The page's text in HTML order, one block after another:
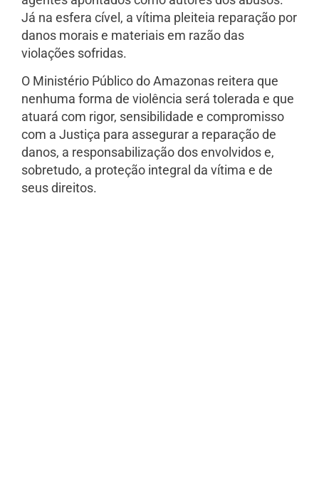
Já na esfera cível, a vítima pleiteia reparação por
danos morais e materiais em razão das
violações sofridas.
O Ministério Público do Amazonas reitera que
nenhuma forma de violência será tolerada e que
atuará com rigor, sensibilidade e compromisso
com a Justiça para assegurar a reparação de
danos, a responsabilização dos envolvidos e,
sobretudo, a proteção integral da vítima e de
seus direitos.